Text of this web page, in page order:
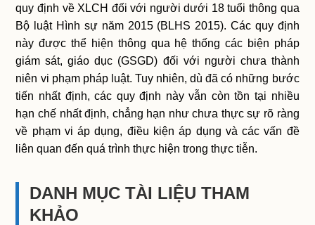
quy định về XLCH đối với người dưới 18 tuổi thông qua
Bộ luật Hình sự năm 2015 (BLHS 2015). Các quy định
này được thể hiện thông qua hệ thống các biện pháp
giám sát, giáo dục (GSGD) đối với người chưa thành
niên vi phạm pháp luật. Tuy nhiên, dù đã có những bước
tiến nhất định, các quy định này vẫn còn tồn tại nhiều
hạn chế nhất định, chẳng hạn như chưa thực sự rõ ràng
về phạm vi áp dụng, điều kiện áp dụng và các vấn đề
liên quan đến quá trình thực hiện trong thực tiễn.
DANH MỤC TÀI LIỆU THAM
KHẢO